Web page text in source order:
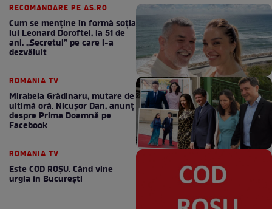
RECOMANDARE PE AS.RO
Cum se menţine în formă soţia
lui Leonard Doroftei, la 51 de
ani. „Secretul” pe care l-a
dezvăluit
ROMANIA TV
Mirabela Grădinaru, mutare de
ultimă oră. Nicuşor Dan, anunţ
despre Prima Doamnă pe
Facebook
ROMANIA TV
Este COD ROŞU. Când vine
urgia în Bucureşti